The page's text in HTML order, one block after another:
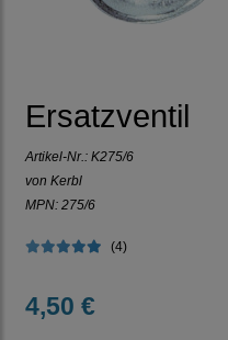
Ersatzventil
Artikel-Nr.: K275/6
von Kerbl
MPN: 275/6
(4)
4,50 €